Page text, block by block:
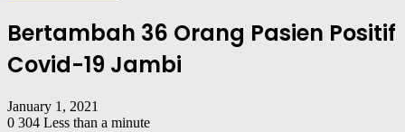
Bertambah 36 Orang Pasien Positif
Covid-19 Jambi
January 1, 2021
0 304 Less than a minute